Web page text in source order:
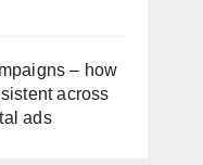
– how
across
ads